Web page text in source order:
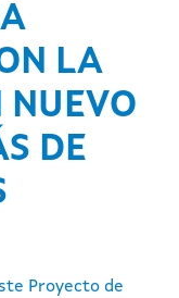
LA
NUEVO
DE
Proyecto de